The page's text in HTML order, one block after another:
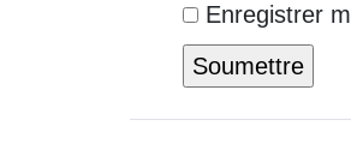
Enregistrer